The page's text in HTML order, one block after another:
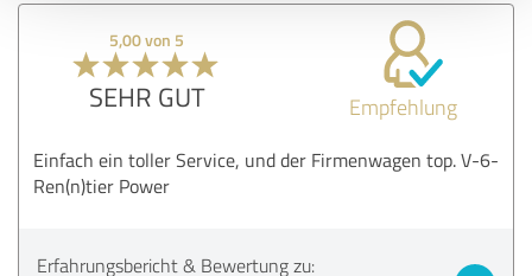
5,00 von 5
SEHR GUT Empfehlung
Einfach ein toller Service, und der Firmenwagen top. V-6-
Ren(n)tier Power
Erfahrungsbericht & Bewertung zu: